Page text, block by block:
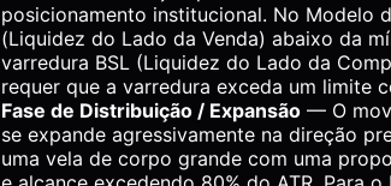
posicionamento institucional. No Modelo
(Liquidez do Lado da Venda) abaixo da
varredura BSL (Liquidez do Lado da
requer que a varredura exceda um limite
Fase de Distribuição / Expansão — O
se expande agressivamente na direção
uma vela de corpo grande com uma